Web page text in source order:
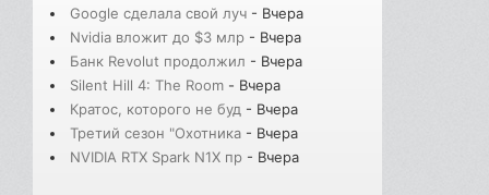
Google сделала свой луч - Вчера
Nvidia вложит до $3 млр - Вчера
Банк Revolut продолжил - Вчера
Silent Hill 4: The Room - Вчера
Кратос, которого не буд - Вчера
Третий сезон "Охотника - Вчера
NVIDIA RTX Spark N1X пр - Вчера